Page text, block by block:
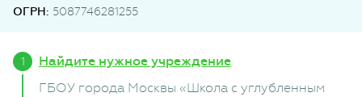
ОГРН: 5087746281255
Найдите нужное учреждение
ГБОУ города Москвы «Школа с углубленным